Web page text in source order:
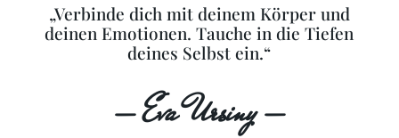
„Verbinde dich mit deinem Körper und
deinen Emotionen. Tauche in die Tiefen
deines Selbst ein.“
— Eva Ursiny —